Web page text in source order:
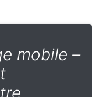
mobile –